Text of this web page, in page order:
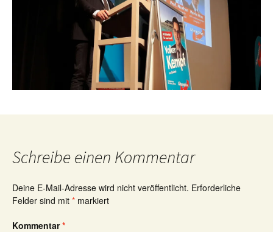
Schreibe einen Kommentar
Deine E-Mail-Adresse wird nicht veröffentlicht. Erforderliche
Felder sind mit * markiert
Kommentar*